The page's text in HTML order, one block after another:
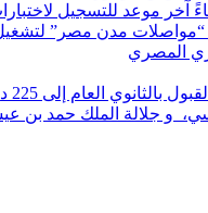
آخر موعد للتسجيل
مدن مصر” لتشغيل
العام إلى 225 درجة
و جلالة الملك حمد